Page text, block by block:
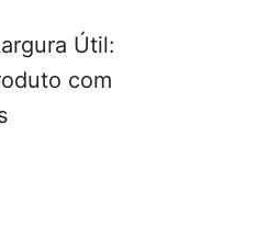
Útil:
com